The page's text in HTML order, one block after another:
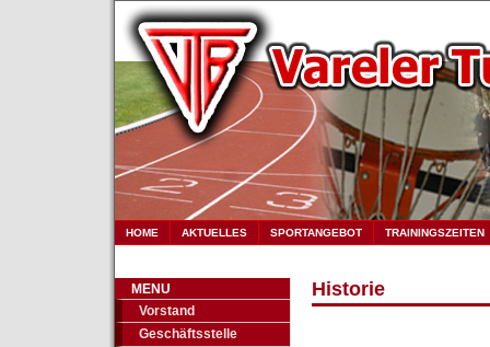
HOME AKTUELLES SPORTANGEBOT TRAININGSZEITEN
MENU
Vorstand
Geschäftsstelle
Historie